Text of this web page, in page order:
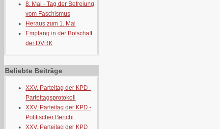
8. Mai - Tag der Befreiung
vom Faschismus
Heraus zum 1. Mai
Empfang in der Botschaft
der DVRK
Beliebte Beiträge
XXV. Parteitag der KPD -
Parteitagsprotokoll
XXV. Parteitag der KPD -
Politischer Bericht
XXV. Parteitag der KPD